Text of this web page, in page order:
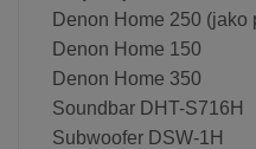
Denon Home 250 (jako
Denon Home 150
Denon Home 350
Soundbar DHT-S716H
Subwoofer DSW-1H